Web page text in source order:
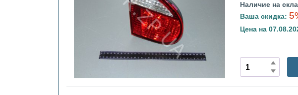
Наличие на
Ваша скидка:
Цена на